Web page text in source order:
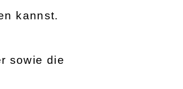
kannst.
sowie die